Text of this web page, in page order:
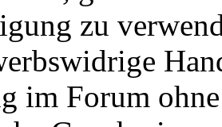
zu
im Forum